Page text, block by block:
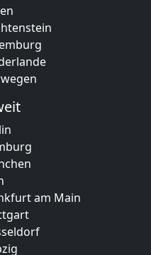
am Main